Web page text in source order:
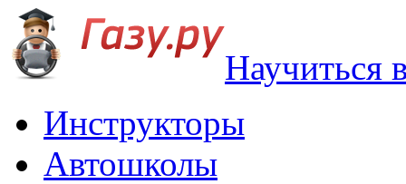
Научиться
Инструкторы
Автошколы